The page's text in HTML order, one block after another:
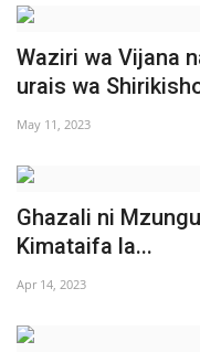
Raia wa ulimwengu
Nyaraka
Nafasi
Washiriki
Video
Maonyesho
Wadhamini
Waziri wa Vijana
urais wa
May 11, 2023
Ghazali ni
Kimataifa la...
Apr 14, 2023